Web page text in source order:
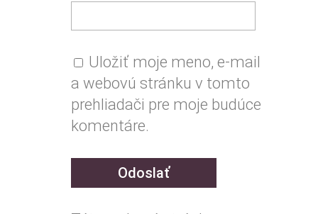
Uložiť moje meno, e-mail
a webovú stránku v tomto
prehliadači pre moje budúce
komentáre.